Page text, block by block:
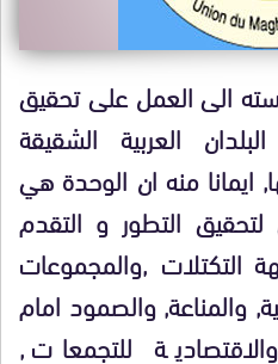
الى العمل على تحقيق
العربية الشقيقة
ايمانا منه ان الوحدة هي
التطور و التقدم
التكتلات ,والمجموعات
والمناعة, والصمود امام
للتجمعات ,